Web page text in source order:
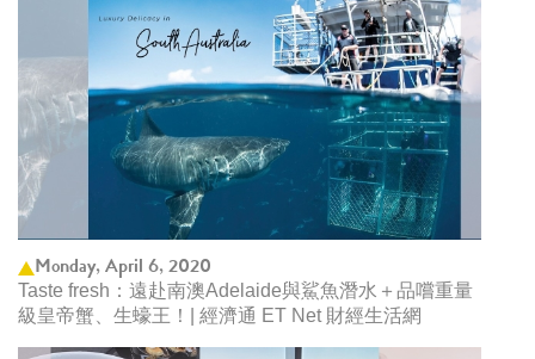
Monday, April 6, 2020
Taste fresh：遠赴南澳Adelaide與鯊魚潛水＋品嚐重量
級皇帝蟹、生蠔王！| 經濟通 ET Net 財經生活網